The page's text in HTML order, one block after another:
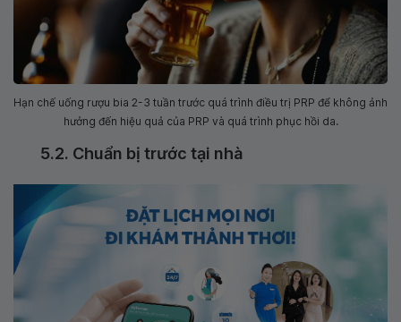
Hạn chế uống rượu bia 2-3 tuần trước quá trình điều trị PRP để không ảnh
hưởng đến hiệu quả của PRP và quá trình phục hồi da.
5.2. Chuẩn bị trước tại nhà